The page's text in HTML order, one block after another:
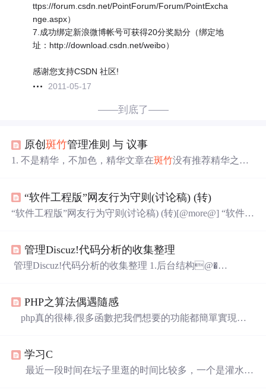
ttps://forum.csdn.net/PointForum/Forum/PointExcha
nge.aspx）
7.成功绑定新浪微博帐号可获得20分奖励分（绑定地
址：http://download.csdn.net/weibo）
感谢您支持CSDN 社区!
2011-05-17
——到底了——
原创斑竹管理准则 与 议事
1. 不是精华，不加色，精华文章在斑竹没有推荐精华之前
加精华又评分的产生矛盾，还能避免颜色泛滥。 什么样的
文章适合加精华呢?? A.小说,日记. 杂文的尺度由三水虎哥
“软件工程版”网友行为守则(讨论稿) (转)
“软件工程版”网友行为守则(讨论稿) (转)[@more@] “软件工
请 大家多提宝贵意见。 一、发贴注意事项： ...
管理Discuz!代码分析的收集整理
管理Discuz!代码分析的收集整理 1.后台结构@�
社区门户"`S(M"fa ["u]PDiscuz!论坛在管理员登
录后台后，对其操作都做了记录，它们都以文件形式存放
PHP之算法偶遇隨感
php真的很棒,很多函數把我們想要的功能都簡單實現了,
確實很棒完全的OOP,但是它太"龜毛"了,雖然他的優點有很
多,但是想要實現快速開發幾乎是不大可能的,太多的東西需
学习C
最近一段时间在坛子里逛的时间比较多，一个是灌水换